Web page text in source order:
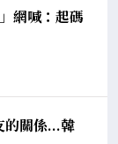
網喊：起碼
的關係...韓